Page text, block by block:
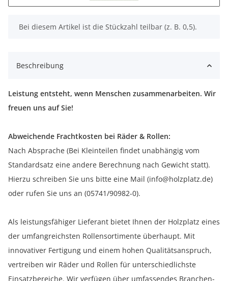
x
Bei diesem Artikel ist die Stückzahl teilbar (z. B. 0,5).
Beschreibung
Leistung entsteht, wenn Menschen zusammenarbeiten. Wir
freuen uns auf Sie!
Abweichende Frachtkosten bei Räder & Rollen:
Nach Absprache (Bei Kleinteilen findet unabhängig vom
Standardsatz eine andere Berechnung nach Gewicht statt).
Hierzu schreiben Sie uns bitte eine Mail (info@holzplatz.de)
oder rufen Sie uns an (05741/90982-0).
Als leistungsfähiger Lieferant bietet Ihnen der Holzplatz eines
der umfangreichsten Rollensortimente überhaupt. Mit
innovativer Fertigung und einem hohen Qualitätsanspruch,
vertreiben wir Räder und Rollen für unterschiedlichste
Einsatzbereiche. Wir verfügen über umfassendes Branchen-